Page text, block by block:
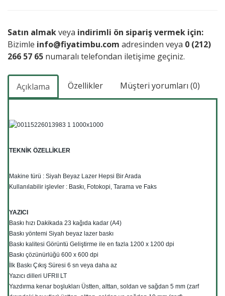
Satın almakveya indirimli ön sipariş vermek için:
Bizimle info@fiyatimbu.com adresinden veya 0 (212)
266 57 65 numaralı telefondan iletişime geçiniz.
Açıklama Özellikler Müşteri yorumları (0)
TEKNİK ÖZELLİKLER
Makine türü : Siyah Beyaz Lazer Hepsi Bir Arada
Kullanılabilir işlevler : Baskı, Fotokopi, Tarama ve Faks
YAZICI
Baskı hızı Dakikada 23 kağıda kadar (A4)
Baskı yöntemi Siyah beyaz lazer baskı
Baskı kalitesi Görüntü Geliştirme ile en fazla 1200 x 1200 dpi
Baskı çözünürlüğü 600 x 600 dpi
İlk Baskı Çıkış Süresi 6 sn veya daha az
Yazıcı dilleri UFRII LT
Yazdırma kenar boşlukları Üstten, alttan, soldan ve sağdan 5 mm (zarf